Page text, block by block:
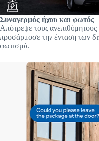
Συναγερμός ήχου και φωτός
Απότρεψε τους
προσάρμοσε την ένταση των
φωτισμό.